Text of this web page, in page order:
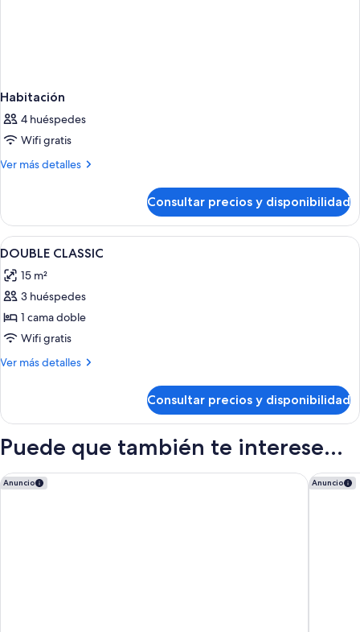
Habitación
4 huéspedes
Wifi gratis
Ver más detalles
Más
Consultar precios y disponibilidad
Abrir
todas
las
fotos
de
DOUBLE
CLASSIC
Habitación de hotel con cama,
1
DOUBLE CLASSIC
15 m²
3 huéspedes
1 cama doble
Wifi gratis
Ver más detalles
Más
CLASSIC
Consultar precios y disponibilidad
Puede que también te interese...
Anuncio
Hotel La Pace Anuncio
Sina